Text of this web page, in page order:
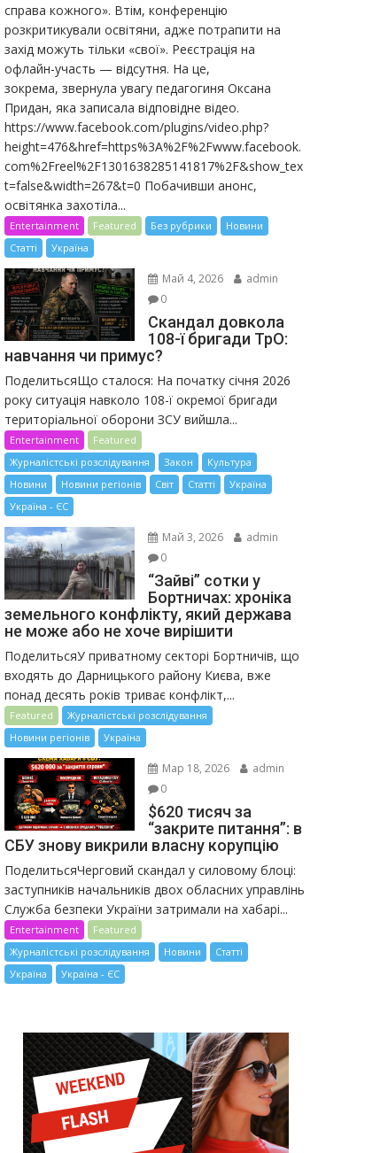
справа кожного». Втім, конференцію
розкритикували освітяни, адже потрапити на
захід можуть тільки «свої». Реєстрація на
офлайн-участь — відсутня. На це,
зокрема, звернула увагу педагогиня Оксана
Придан, яка записала відповідне відео.
https://www.facebook.com/plugins/video.php?
height=476&href=https%3A%2F%2Fwww.facebook.
com%2Freel%2F1301638285141817%2F&show_tex
t=false&width=267&t=0 Побачивши анонс,
освітянка захотіла...
Entertainment Featured Без рубрики
Новини
Статті
Україна
Май 4, 2026
admin
0
Скандал довкола
108-ї бригади ТрО:
навчання чи примус?
ПоделитьсяЩо сталося: На початку січня 2026
року ситуація навколо 108-ї окремої бригади
територіальної оборони ЗСУ вийшла...
Entertainment
Featured
Журналістські розслідування
Закон
Культура
Новини
Новини регіонів Світ Статті
Україна
Україна - ЄС
Май 3, 2026
admin
0
“Зайві” сотки у
Бортничах: хроніка
земельного конфлікту, який держава
не може або не хоче вирішити
ПоделитьсяУ приватному секторі Бортничів, що
входять до Дарницького району Києва, вже
понад десять років триває конфлікт,...
Featured
Журналістські розслідування
Новини регіонів
Україна
Мар 18, 2026
admin
0
$620 тисяч за
“закрите питання”: в
СБУ знову викрили власну корупцію
ПоделитьсяЧерговий скандал у силовому блоці:
заступників начальників двох обласних управлінь
Служба безпеки України затримали на хабарі...
Entertainment
Featured
Журналістські розслідування
Новини
Статті
Україна
Україна - ЄС